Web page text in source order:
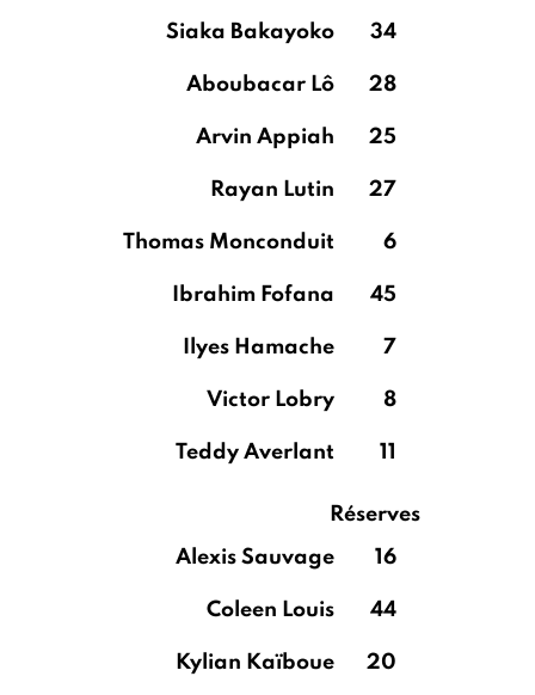
Siaka Bakayoko 34
Aboubacar Lô 28
Arvin Appiah 25
Rayan Lutin 27
Thomas Monconduit 6
Ibrahim Fofana 45
Ilyes Hamache 7
Victor Lobry 8
Teddy Averlant 11
Réserves
Alexis Sauvage
16
Coleen Louis 44
Kylian Kaïboue 20